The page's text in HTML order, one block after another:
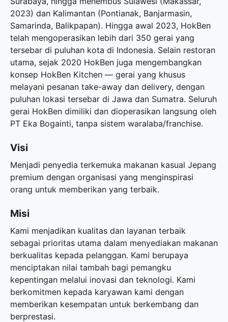
2023) dan Kalimantan (Pontianak, Banjarmasin,
Samarinda, Balikpapan). Hingga awal 2023, HokBen
telah mengoperasikan lebih dari 350 gerai yang
tersebar di puluhan kota di Indonesia. Selain restoran
utama, sejak 2020 HokBen juga mengembangkan
konsep HokBen Kitchen — gerai yang khusus
melayani pesanan take-away dan delivery, dengan
puluhan lokasi tersebar di Jawa dan Sumatra. Seluruh
gerai HokBen dimiliki dan dioperasikan langsung oleh
PT Eka Bogainti, tanpa sistem waralaba/franchise.
Visi
Menjadi penyedia terkemuka makanan kasual Jepang
premium dengan organisasi yang menginspirasi
orang untuk memberikan yang terbaik.
Misi
Kami menjadikan kualitas dan layanan terbaik
sebagai prioritas utama dalam menyediakan makanan
berkualitas kepada pelanggan. Kami berupaya
menciptakan nilai tambah bagi pemangku
kepentingan melalui inovasi dan teknologi. Kami
berkomitmen kepada karyawan kami dengan
memberikan kesempatan untuk berkembang dan
berprestasi.